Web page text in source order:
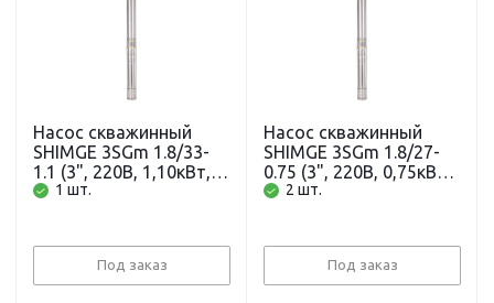
Насос скважинный
SHIMGE 3SGm 1.8/33-
1.1 (3", 220В, 1,10кВт,
3м3/ч, 142м, 1") с
1 шт.
Под заказ
Насос скважинный
SHIMGE 3SGm 1.8/27-
0.75 (3", 220В, 0,75кВт,
3м3/ч, 115м, 1") с
2 шт.
Под заказ